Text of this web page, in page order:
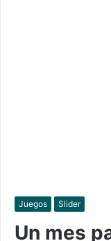
Juegos Slider
Un mes